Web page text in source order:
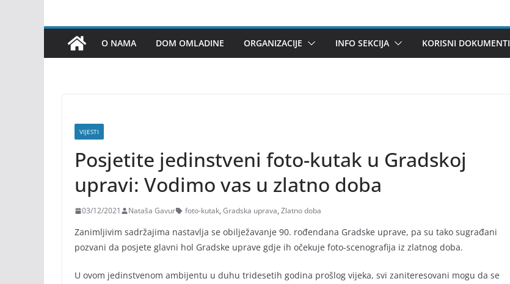
O NAMA DOM OMLADINE ORGANIZACIJE INFO SEKCIJA KORISNI DOKUMENTI
VIJESTI
Posjetite jedinstveni foto-kutak u Gradskoj
upravi: Vodimo vas u zlatno doba
03/12/2021 Nataša Gavur foto-kutak, Gradska uprava, Zlatno doba
Zanimljivim sadržajima nastavlja se obilježavanje 90. rođendana Gradske uprave, pa su tako sugrađani
pozvani da posjete glavni hol Gradske uprave gdje ih očekuje foto-scenografija iz zlatnog doba.
U ovom jedinstvenom ambijentu u duhu tridesetih godina prošlog vijeka, svi zaniteresovani mogu da se